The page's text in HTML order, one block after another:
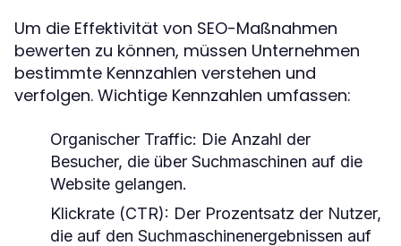
Um die Effektivität von SEO-Maßnahmen
bewerten zu können, müssen Unternehmen
bestimmte Kennzahlen verstehen und
verfolgen. Wichtige Kennzahlen umfassen:
Organischer Traffic: Die Anzahl der
Besucher, die über Suchmaschinen auf die
Website gelangen.
Klickrate (CTR): Der Prozentsatz der Nutzer,
die auf den Suchmaschinenergebnissen auf